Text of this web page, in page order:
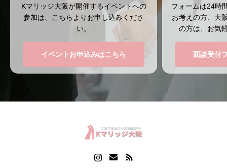
Kマリッジ大阪が開催するイベントへの
参加は、こちらよりお申し込みくださ
い。
イベントお申込みはこちら
フォームは24時
お考えの方、大
の方は、お気
面談受付